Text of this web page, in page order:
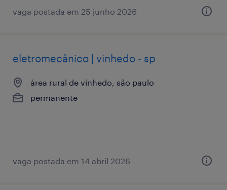
vaga postada em 25 junho 2026
eletromecânico | vinhedo - sp
área rural de vinhedo, são paulo
permanente
vaga postada em 14 abril 2026